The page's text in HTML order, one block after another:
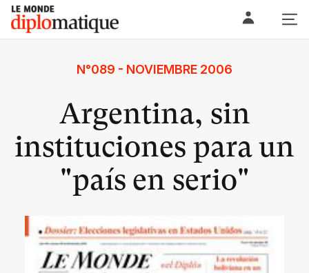
Skip
content
Le monde diplomatique
N°089 - NOVIEMBRE 2006
Argentina, sin
instituciones para un
"país en serio"